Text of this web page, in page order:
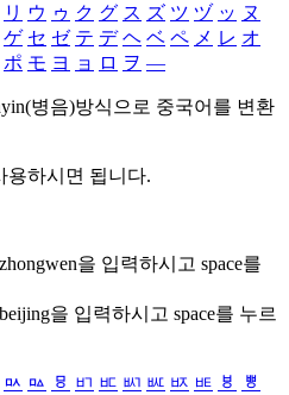
リ ウ ゥ ク グ ス ズ ツ ヅ ッ ヌ
ゲ セ ゼ テ デ ヘ ベ ペ メ レ オ
ポ モ ヨ ョ ロ ヲ ―
병음)방식으로 중국어를 변환
용하시면 됩니다.
zhongwen을 입력하시고 space를
beijing을 입력하시고 space를 누르
ㅯ ㅰ ㅱ ㅲ ㅳ ㅴ ㅵ ㅶ ㅷ ㅸ
ㅹ